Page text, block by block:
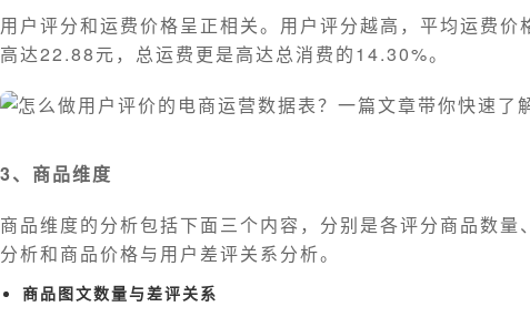
用户评分和运费价格呈正相关。用户评分越高，平均运费价
高达22.88元，总运费更是高达总消费的14.30%。
3、商品维度
商品维度的分析包括下面三个内容，分别是各评分商品数量
分析和商品价格与用户差评关系分析。
商品图文数量与差评关系